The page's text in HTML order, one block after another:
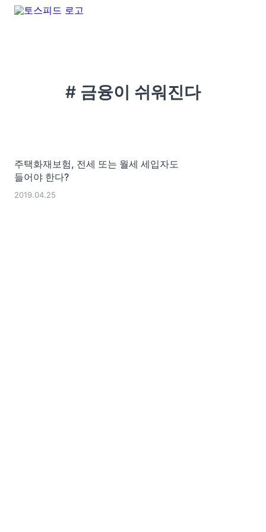
# 금융이 쉬워진다
주택화재보험, 전세 또는 월세 세입자도
들어야 한다?
2019.04.25